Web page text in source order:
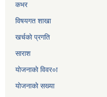
कभर
विषयगत शाखा
खर्चकाे प्रगति
साराश
याेजनाकाे विवर०ा
याेजनाकाे सख्या